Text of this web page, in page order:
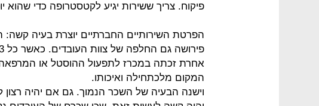
פיקוח. צריך ששירות יגיע לקטסטרופה כדי שהוא
הפרטת השירותיים החברתיים יוצרת בעיה
אחרת זכתה במכרז לתפעול ההוסטל או
המקום מלכתחילה ואיכותו.
וישנה הבעיה של השכר הנמוך. גם אם יהיה